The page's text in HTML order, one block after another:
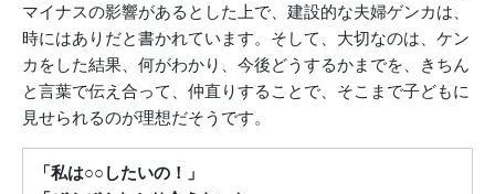
マイナスの影響があるとした上で、建設的な夫婦ゲンカは、
時にはありだと書かれています。そして、大切なのは、ケン
カをした結果、何がわかり、今後どうするかまでを、きちん
と言葉で伝え合って、仲直りすることで、そこまで子どもに
見せられるのが理想だそうです。
「私は○○したいの！」